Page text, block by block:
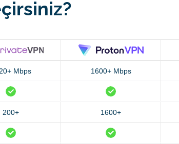
Mbps 1600+ Mbps
200+ 1600+